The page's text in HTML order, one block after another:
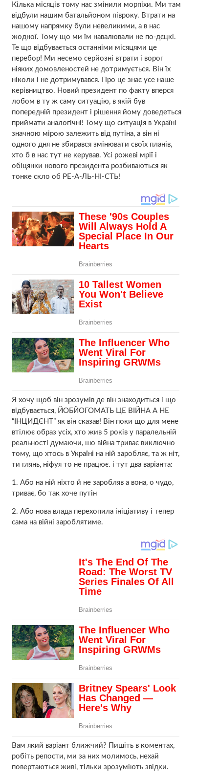
Кілька місяців тому нас змінили морпіхи. Ми там
відбули нашим батальйоном півроку. Втрати на
нашому напрямку були невеликими, а в нас
жодної. Тому що ми їм навалювали не по-дєцкі.
Те що відбувається останніми місяцями це
перебор! Ми несемо серйозні втрати і ворог
ніяких домовленостей не дотримується. Він їх
ніколи і не дотримувався. Про це знає усе наше
керівництво. Новий президент по факту вперся
лобом в ту ж саму ситуацію, в якій був
попередній президент і рішення йому доведеться
приймати аналогічні! Тому що ситуація в Україні
значною мірою залежить від путіна, а він ні
одного дня не збирався змінювати своїх планів,
хто б в нас тут не керував. Усі рожеві мрії і
обіцянки нового президента розбиваються як
тонке скло об РЕ-А-ЛЬ-НІ-СТЬ!
Я хочу щоб він зрозумів де він знаходиться і що
відбувається, ЙОБЙОГОМАТЬ ЦЕ ВІЙНА А НЕ
“ІНЦИДЄНТ” як він сказав! Він поки що для мене
втілює образ усіх, хто жив 5 років у паралельній
реальності думаючи, шо війна триває виключно
тому, що хтось в Україні на ній заробляє, та ж ніт,
ти глянь, ніфуя то не працює. і тут два варіанта:
1. Або на ній ніхто й не заробляв а вона, о чудо,
триває, бо так хоче путін
2. Або нова влада перехопила ініціативу і тепер
сама на війні зароблятиме.
Вам який варіант ближчий? Пишіть в коментах,
робіть репости, ми за них молимось, нехай
повертаються живі, тільки зрозуміють звідки.